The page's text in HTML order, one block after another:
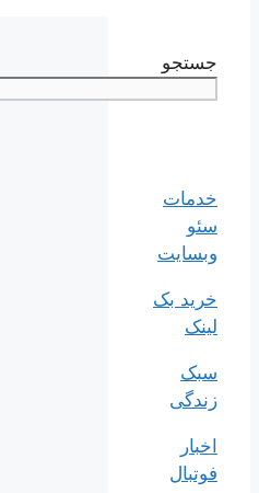
جستجو
خدمات
سئو
وبسایت
خرید بک
لینک
سبک
زندگی
اخبار
فوتبال